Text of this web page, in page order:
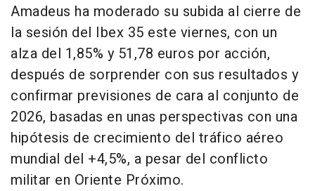
Amadeus ha moderado su subida al cierre de
la sesión del Ibex 35 este viernes, con un
alza del 1,85% y 51,78 euros por acción,
después de sorprender con sus resultados y
confirmar previsiones de cara al conjunto de
2026, basadas en unas perspectivas con una
hipótesis de crecimiento del tráfico aéreo
mundial del +4,5%, a pesar del conflicto
militar en Oriente Próximo.